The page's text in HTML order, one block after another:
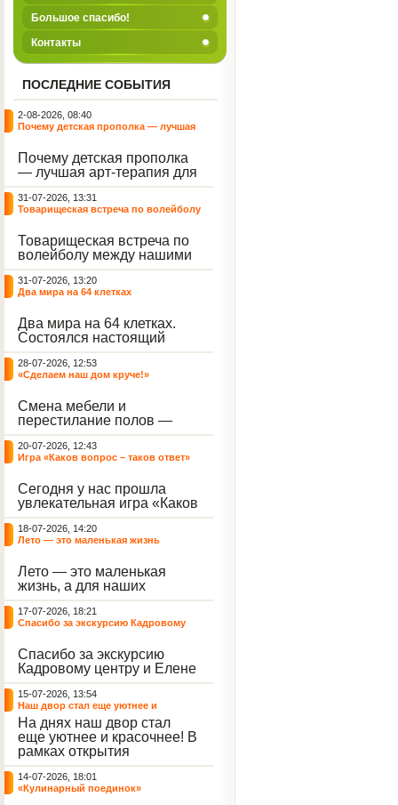
Большое спасибо!
Контакты
ПОСЛЕДНИЕ СОБЫТИЯ
2-08-2026, 08:40
Почему детская прополка — лучшая
Почему детская прополка
— лучшая арт-терапия для
воспитателя?
31-07-2026, 13:31
Товарищеская встреча по волейболу
Товарищеская встреча по
волейболу между нашими
воспитанниками и
сельскими ребятами.
31-07-2026, 13:20
Два мира на 64 клетках
Два мира на 64 клетках.
Состоялся настоящий
интеллектуальный
праздник — турнир по
шахматам и шашкам.
небывалый ажиотаж среди
воспитанников, превратив
тихие залы центра в арену
напряжённых поединков,
громких аплодисментов и
жарких обсуждений.
28-07-2026, 12:53
«Сделаем наш дом круче!»
Смена мебели и
перестилание полов —
дело рук профессионалов.
А вот создание настоящего
домашнего уюта — задача
этой неделе ребята взяли
инициативу в свои руки и
устроили масштабную
генеральную уборку
жилого корпуса.
20-07-2026, 12:43
Игра «Каков вопрос – таков ответ»
Сегодня у нас прошла
увлекательная игра «Каков
вопрос – таков ответ»,
которая собрала самых
любознательных
игры выступил наш
воспитанник - Константин
Н., который по праву носит
звание самого читающего
и эрудированного
участника наших
мероприятий.
18-07-2026, 14:20
Лето — это маленькая жизнь
Лето — это маленькая
жизнь, а для наших
воспитанниц оно
наполнено открытиями. В
один из теплых дней мы
пластилин, книги и конечно
же телефоны, чтобы
отправиться на небольшую
цветочную охоту в
ближайший луг.
17-07-2026, 18:21
Спасибо за экскурсию Кадровому
Спасибо за экскурсию
Кадровому центру и Елене
Романовне за тёплую
встречу.
15-07-2026, 13:54
Наш двор стал еще уютнее и
красочнее!
На днях наш двор стал
еще уютнее и красочнее! В
рамках открытия
Социальной гостиной
нашего Центра, перед
воспитанниками была
14-07-2026, 18:01
«Кулинарный поединок»